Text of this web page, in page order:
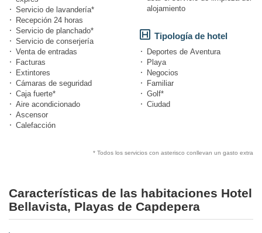
Servicio de lavandería*
Recepción 24 horas
Servicio de planchado*
Servicio de conserjería
Venta de entradas
Facturas
Extintores
Cámaras de seguridad
Caja fuerte*
Aire acondicionado
Ascensor
Calefacción
alojamiento
Tipología de hotel
Deportes de Aventura
Playa
Negocios
Familiar
Golf*
Ciudad
* Todos los servicios con asterisco conllevan un gasto extra
Características de las habitaciones Hotel
Bellavista, Playas de Capdepera